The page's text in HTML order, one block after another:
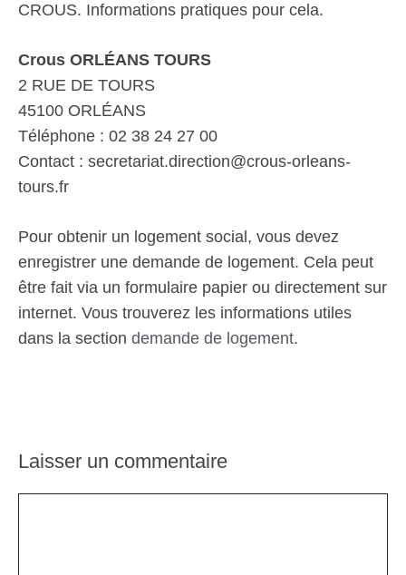
CROUS. Informations pratiques pour cela.
Crous ORLÉANS TOURS
2 RUE DE TOURS
45100 ORLÉANS
Téléphone : 02 38 24 27 00
Contact : secretariat.direction@crous-orleans-
tours.fr
Pour obtenir un logement social, vous devez
enregistrer une demande de logement. Cela peut
être fait via un formulaire papier ou directement sur
internet. Vous trouverez les informations utiles
dans la section demande de logement.
Laisser un commentaire